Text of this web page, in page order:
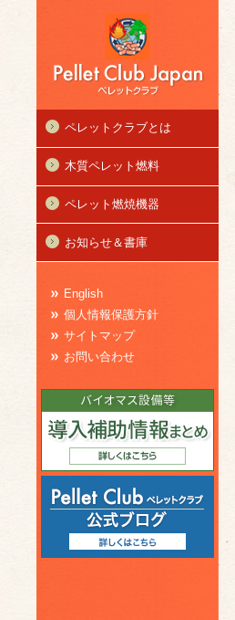
ペレットクラブとは
木質ペレット燃料
ペレット燃焼機器
お知らせ＆書庫
English
個人情報保護方針
サイトマップ
お問い合わせ